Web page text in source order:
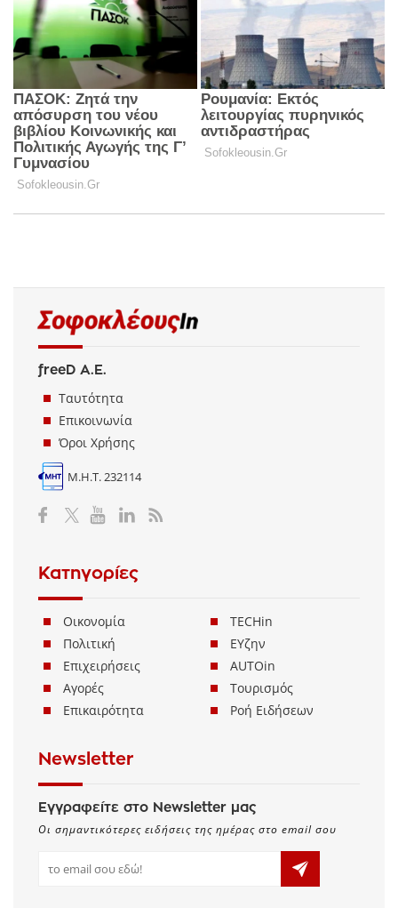
freeD Α.Ε.
Ταυτότητα
Επικοινωνία
Όροι Χρήσης
Μ.Η.Τ. 232114
Κατηγορίες
Οικονομία
Πολιτική
Επιχειρήσεις
Αγορές
Επικαιρότητα
TECHin
ΕΥζην
AUTOin
Τουρισμός
Ροή Ειδήσεων
Newsletter
Εγγραφείτε στο Newsletter μας
Οι σημαντικότερες ειδήσεις της ημέρας στο email σου